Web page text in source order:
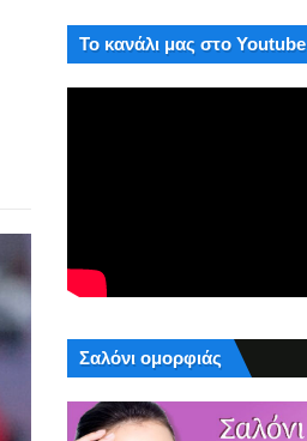
Το κανάλι μας στο Youtube
Σαλόνι ομορφιάς